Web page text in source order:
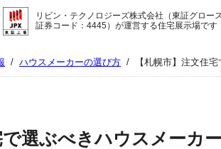
リビン・テクノロジーズ株式会社（東証グロー
証券コード：4445）が運営する住宅展示場です
/ ハウスメーカーの選び方 / 【札幌市】注文住
で選ぶべきハウスメーカ